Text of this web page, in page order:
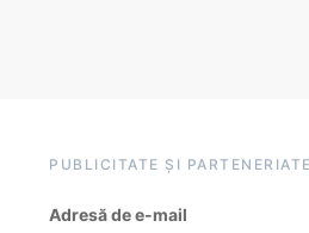
PUBLICITATE ȘI PARTENERIATE
Adresă de e-mail